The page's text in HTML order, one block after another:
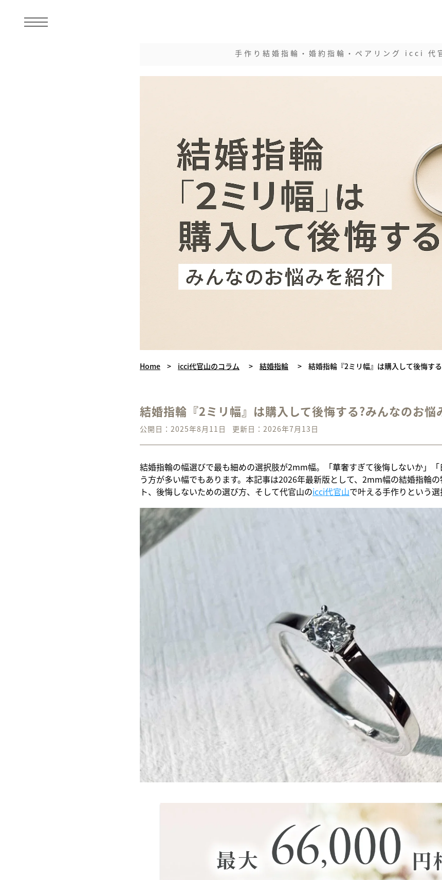
手作り結婚指輪・婚約指輪・ペアリング icci 代
Home > icci代官山のコラム > 結婚指輪 > 結婚指輪『2ミリ幅』は購入して後悔す
結婚指輪『2ミリ幅』は購入して後悔する?みんなのお悩
公開日：2025年8月11日 更新日：2026年7月13日
結婚指輪の幅選びで最も細めの選択肢が2mm幅。「華奢すぎて後悔しないか」
う方が多い幅でもあります。本記事は2026年最新版として、2mm幅の結婚指輪
ト、後悔しないための選び方、そして代官山のicci代官山で叶える手作りという選